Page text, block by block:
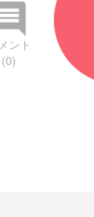
ント
(0)